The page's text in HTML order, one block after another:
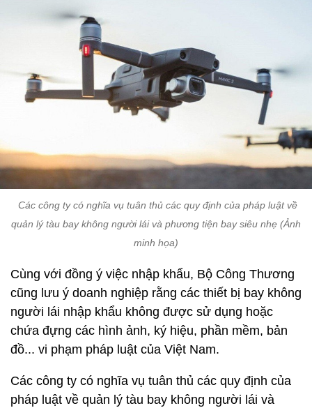
Các công ty có nghĩa vụ tuân thủ các quy định của pháp luật về
quản lý tàu bay không người lái và phương tiện bay siêu nhẹ (Ảnh
minh họa)
Cùng với đồng ý việc nhập khẩu, Bộ Công Thương
cũng lưu ý doanh nghiệp rằng các thiết bị bay không
người lái nhập khẩu không được sử dụng hoặc
chứa đựng các hình ảnh, ký hiệu, phần mềm, bản
đồ... vi phạm pháp luật của Việt Nam.
Các công ty có nghĩa vụ tuân thủ các quy định của
pháp luật về quản lý tàu bay không người lái và